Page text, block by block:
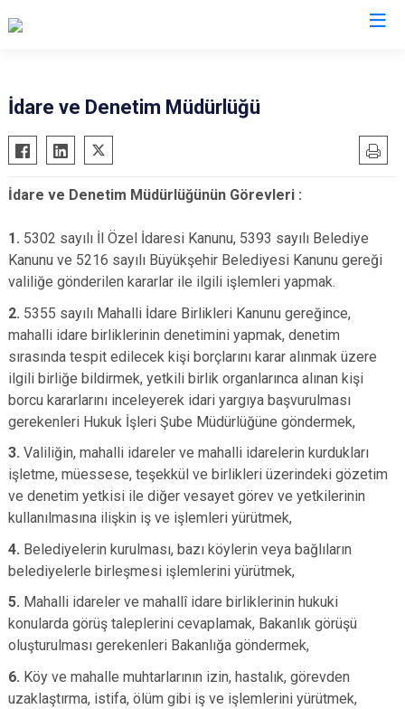
İdare ve Denetim Müdürlüğü
İdare ve Denetim Müdürlüğünün Görevleri :
1. 5302 sayılı İl Özel İdaresi Kanunu, 5393 sayılı Belediye
Kanunu ve 5216 sayılı Büyükşehir Belediyesi Kanunu gereği
valiliğe gönderilen kararlar ile ilgili işlemleri yapmak.
2. 5355 sayılı Mahalli İdare Birlikleri Kanunu gereğince,
mahalli idare birliklerinin denetimini yapmak, denetim
sırasında tespit edilecek kişi borçlarını karar alınmak üzere
ilgili birliğe bildirmek, yetkili birlik organlarınca alınan kişi
borcu kararlarını inceleyerek idari yargıya başvurulması
gerekenleri Hukuk İşleri Şube Müdürlüğüne göndermek,
3. Valiliğin, mahalli idareler ve mahalli idarelerin kurdukları
işletme, müessese, teşekkül ve birlikleri üzerindeki gözetim
ve denetim yetkisi ile diğer vesayet görev ve yetkilerinin
kullanılmasına ilişkin iş ve işlemleri yürütmek,
4. Belediyelerin kurulması, bazı köylerin veya bağlıların
belediyelerle birleşmesi işlemlerini yürütmek,
5. Mahalli idareler ve mahallî idare birliklerinin hukuki
konularda görüş taleplerini cevaplamak, Bakanlık görüşü
oluşturulması gerekenleri Bakanlığa göndermek,
6. Köy ve mahalle muhtarlarının izin, hastalık, görevden
uzaklaştırma, istifa, ölüm gibi iş ve işlemlerini yürütmek,